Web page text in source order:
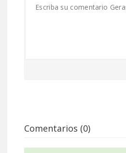
Comentarios (0)